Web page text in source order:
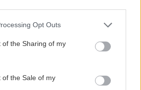
app uses one or more Google
or usage behaviour. You may click to
to Google and its third-party tags to
specified purposes in below Google
Opt Outs
of the Sharing of my
of the Sale of my
výkonu
len 0,32 m²
komunikačný modul